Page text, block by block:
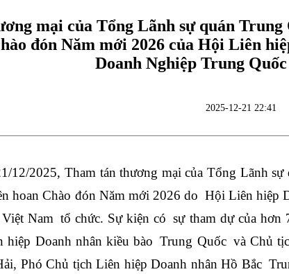
mại của Tổng Lãnh sự quán
đón Năm mới 2026 của Hội Liên
Doanh Nghiệp Trung
2025-12-21 22:41
12/2025, Tham tán thương mại của Tổng Lãnh
hoan Chào đón Năm mới 2026 do Hội Liên hiệp
Nam tổ chức. Sự kiện có sự tham dự của
hiệp Doanh nhân kiều bào Trung Quốc và Chủ
Phó Chủ tịch Liên hiệp Doanh nhân Hồ Bắc